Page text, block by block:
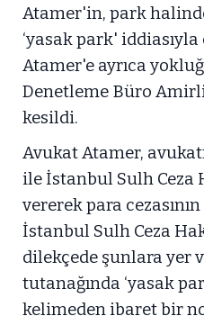
Atamer'in, park
‘yasak park'
Atamer'e ayrıca
Denetleme Büro
kesildi.
Avukat Atamer,
ile İstanbul Sulh
vererek para
İstanbul Sulh Ceza
dilekçede şunlara yer
tutanağında ‘yasak
kelimeden ibaret bir